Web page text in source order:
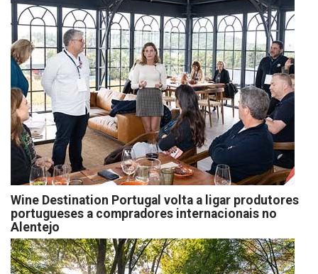
Wine Destination Portugal volta a ligar produtores
portugueses a compradores internacionais no
Alentejo